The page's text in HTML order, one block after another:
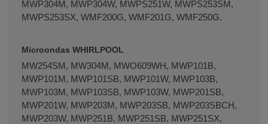
MWP304M, MWP304W, MWPS251W, MWPS253SM,
MWPS253SX, WMF200G, WMF201G, WMF250G.
Microondas WHIRLPOOL
MW254SM, MW304M, MWO609WH, MWP101B,
MWP101M, MWP101SB, MWP101W, MWP103B,
MWP103M, MWP103SB, MWP103W, MWP201SB,
MWP201W, MWP203M, MWP203SB, MWP203SBCH,
MWP203W, MWP251B, MWP251SB, MWP251SX,